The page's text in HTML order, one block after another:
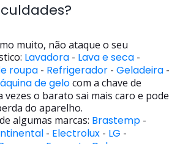
muito, não ataque o seu
Lavadora - Lava e seca -
roupa - Refrigerador - Geladeira -
de gelocom a chave de
vezes o barato sai mais caro e pode
do aparelho.
algumas marcas: Brastemp -
- Electrolux - LG -